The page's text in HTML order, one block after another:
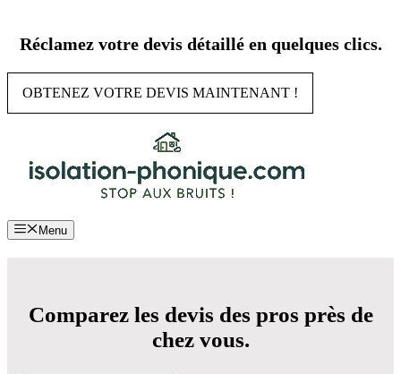
contenu
Réclamez votre devis détaillé en quelques clics.
OBTENEZ VOTRE DEVIS MAINTENANT !
Menu
Comparez les devis des pros près de
chez vous.